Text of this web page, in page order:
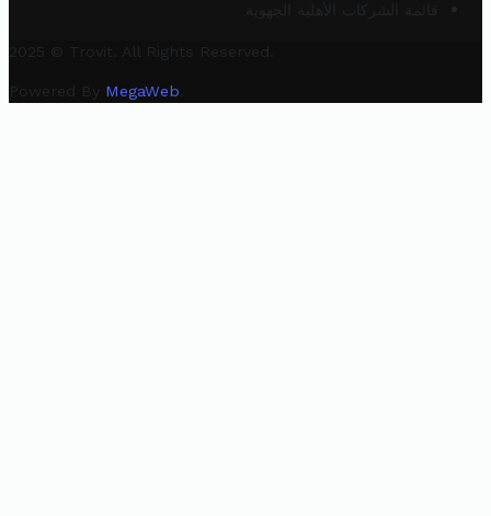
قائمة الشركات الأهلية الجهوية
2025 © Trovit. All Rights Reserved.
Powered By MegaWeb